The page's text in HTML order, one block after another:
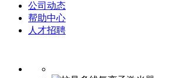
公司动态
帮助中心
人才招聘